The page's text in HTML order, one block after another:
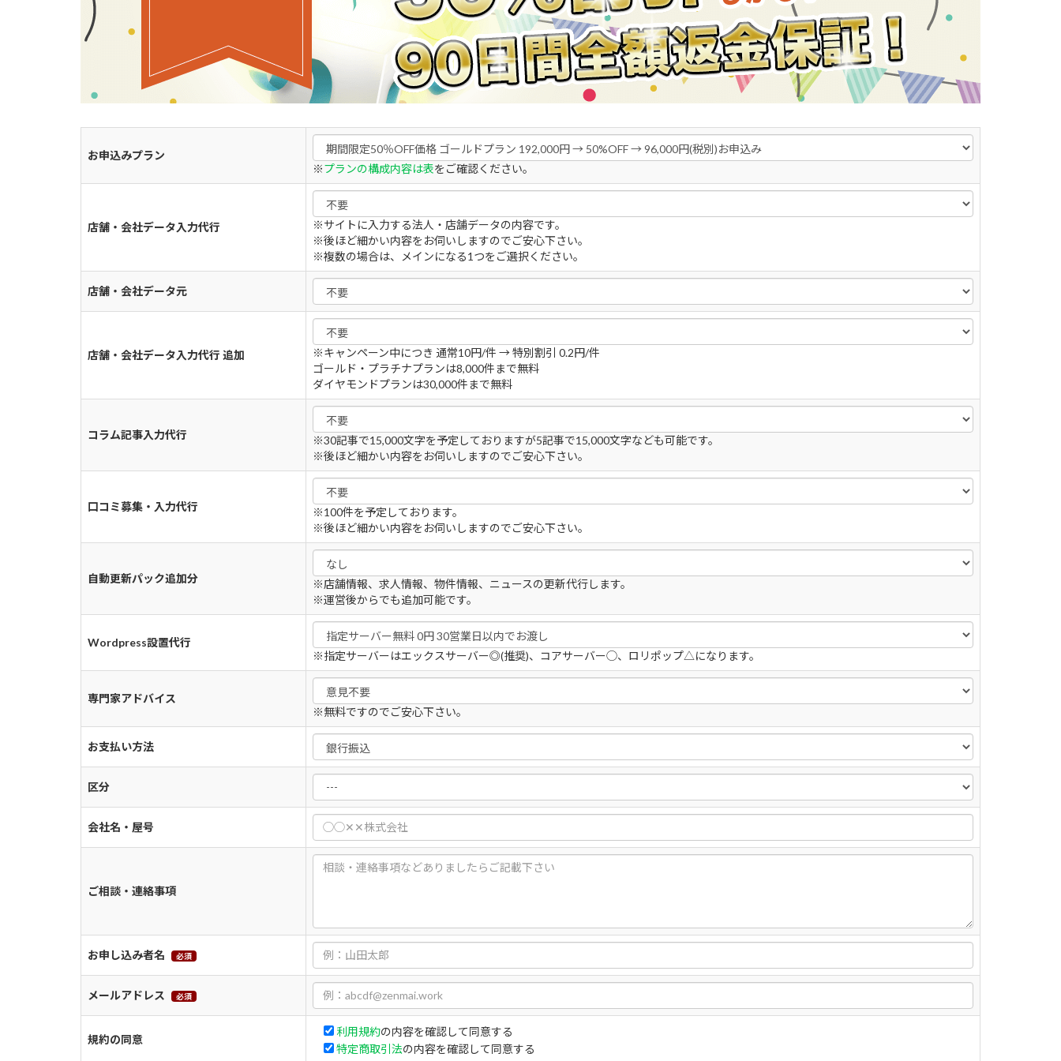
お申込みプラン
※プランの構成内容は表をご確認ください。
店舗・会社データ入力代行
※サイトに入力する法人・店舗データの内容です。
※後ほど細かい内容をお伺いしますのでご安心下さい。
※複数の場合は、メインになる1つをご選択ください。
店舗・会社データ元
店舗・会社データ入力代行 追加
※キャンペーン中につき 通常10円/件 → 特別割引 0.2円/件
ゴールド・プラチナプランは8,000件まで無料
ダイヤモンドプランは30,000件まで無料
コラム記事入力代行
※30記事で15,000文字を予定しておりますが5記事で15,000文字なども可能です。
※後ほど細かい内容をお伺いしますのでご安心下さい。
口コミ募集・入力代行
※100件を予定しております。
※後ほど細かい内容をお伺いしますのでご安心下さい。
自動更新パック追加分
※店舗情報、求人情報、物件情報、ニュースの更新代行します。
※運営後からでも追加可能です。
Wordpress設置代行
※指定サーバーはエックスサーバー◎(推奨)、コアサーバー◯、ロリポップ△になります。
専門家アドバイス
※無料ですのでご安心下さい。
お支払い方法
区分
会社名・屋号
ご相談・連絡事項
お申し込み者名 必須
メールアドレス 必須
規約の同意
利用規約の内容を確認して同意する
特定商取引法の内容を確認して同意する